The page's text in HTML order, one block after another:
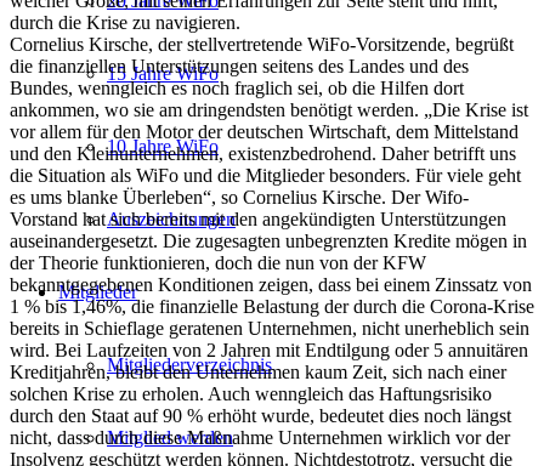
15 Jahre WiFo
10 Jahre WiFo
Auszeichnungen
Mitglieder
Mitgliederverzeichnis
Mitglied werden
durch die Krise zu navigieren.
Cornelius Kirsche, der stellvertretende WiFo-Vorsitzende, begrüßt
die finanziellen Unterstützungen seitens des Landes und des
Bundes, wenngleich es noch fraglich sei, ob die Hilfen dort
ankommen, wo sie am dringendsten benötigt werden. „Die Krise ist
vor allem für den Motor der deutschen Wirtschaft, dem Mittelstand
und den Kleinunternehmen, existenzbedrohend. Daher betrifft uns
die Situation als WiFo und die Mitglieder besonders. Für viele geht
es ums blanke Überleben“, so Cornelius Kirsche. Der Wifo-
Vorstand hat sich bereits mit den angekündigten Unterstützungen
auseinandergesetzt. Die zugesagten unbegrenzten Kredite mögen in
der Theorie funktionieren, doch die nun von der KFW
bekanntgegebenen Konditionen zeigen, dass bei einem Zinssatz von
1 % bis 1,46%, die finanzielle Belastung der durch die Corona-Krise
bereits in Schieflage geratenen Unternehmen, nicht unerheblich sein
wird. Bei Laufzeiten von 2 Jahren mit Endtilgung oder 5 annuitären
Kreditjahren, bleibt den Unternehmen kaum Zeit, sich nach einer
solchen Krise zu erholen. Auch wenngleich das Haftungsrisiko
durch den Staat auf 90 % erhöht wurde, bedeutet dies noch längst
nicht, dass durch diese Maßnahme Unternehmen wirklich vor der
Insolvenz geschützt werden können. Nichtdestotrotz, versucht die